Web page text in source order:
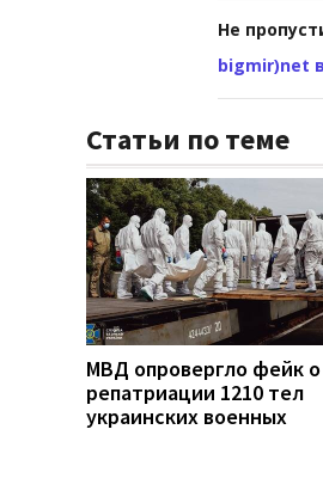
Не
bigmir)net
Статьи по теме
МВД опровергло фейк о
репатриации 1210 тел
украинских военных